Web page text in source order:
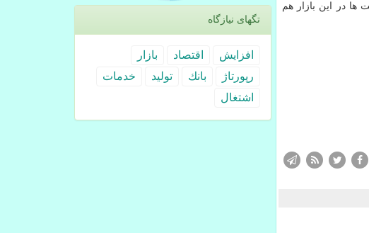
ها در این بازار هم
تگهای نیازگاه
افزایش اقتصاد
بازار
رپورتاژ
بانك تولید
خدمات
اشتغال